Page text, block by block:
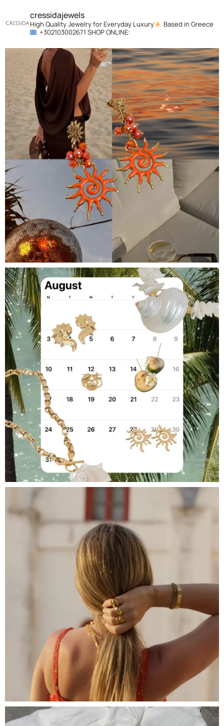
cressidajewels
High Quality Jewelry for Everyday Luxury
Based in Greece
+302103002671 SHOP ONLINE: